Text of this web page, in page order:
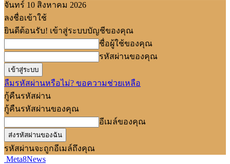
จันทร์ 10 สิงหาคม 2026
ลงชื่อเข้าใช้
ยินดีต้อนรับ! เข้าสู่ระบบบัญชีของคุณ
ชื่อผู้ใช้ของคุณ
รหัสผ่านของคุณ
ลืมรหัสผ่านหรือไม่? ขอความช่วยเหลือ
กู้คืนรหัสผ่าน
กู้คืนรหัสผ่านของคุณ
อีเมล์ของคุณ
รหัสผ่านจะถูกอีเมล์ถึงคุณ
Meta8News